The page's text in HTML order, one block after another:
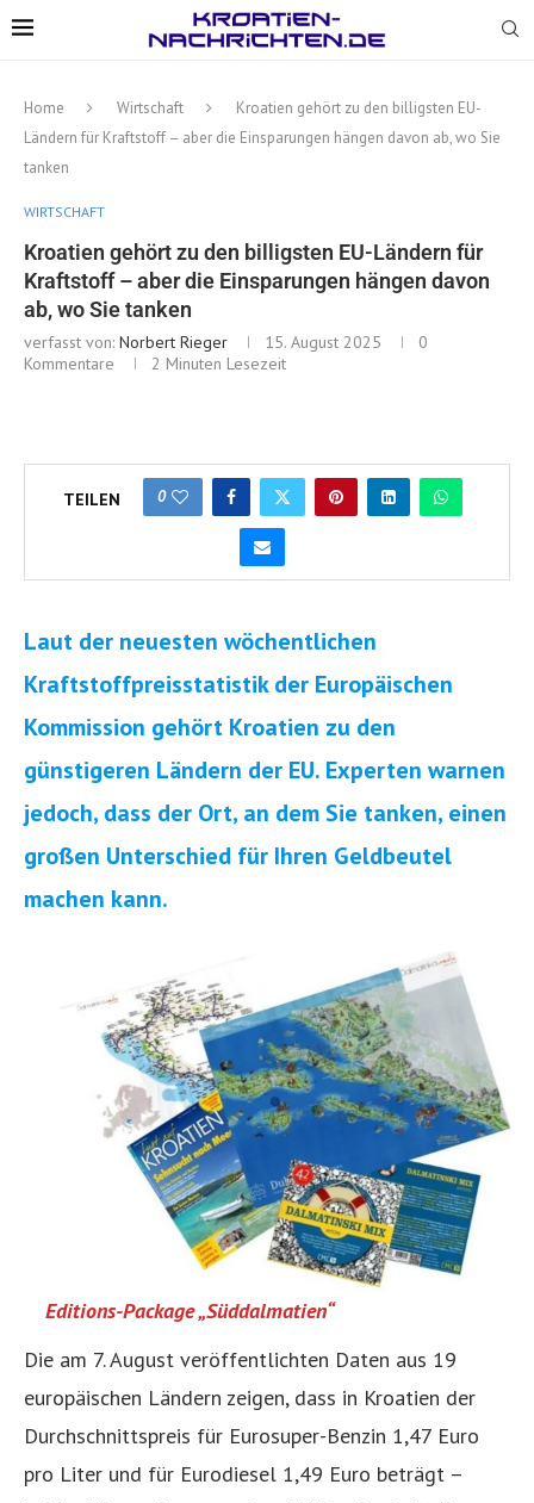
Home Wirtschaft
Kroatien gehört zu den billigsten EU-
Ländern für Kraftstoff – aber die Einsparungen hängen davon ab, wo Sie
tanken
WIRTSCHAFT
Kroatien gehört zu den billigsten EU-Ländern für
Kraftstoff – aber die Einsparungen hängen davon
ab, wo Sie tanken
verfasst von: Norbert Rieger 15. August 2025
0
Kommentare
2 Minuten Lesezeit
TEILEN 0
Laut der neuesten wöchentlichen
Kraftstoffpreisstatistik der Europäischen
Kommission gehört Kroatien zu den
günstigeren Ländern der EU. Experten warnen
jedoch, dass der Ort, an dem Sie tanken, einen
großen Unterschied für Ihren Geldbeutel
machen kann.
Editions-Package „Süddalmatien“
Die am 7. August veröffentlichten Daten aus 19
europäischen Ländern zeigen, dass in Kroatien der
Durchschnittspreis für Eurosuper-Benzin 1,47 Euro
pro Liter und für Eurodiesel 1,49 Euro beträgt –